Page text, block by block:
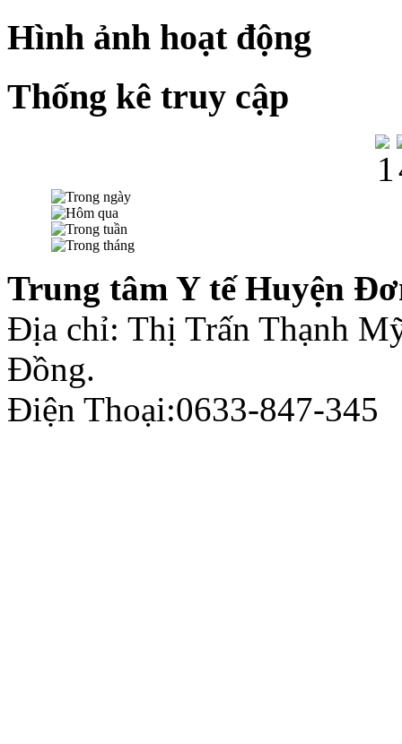
Hình ảnh hoạt động
Thống kê truy cập
Trung tâm Y tế Huyện
Địa chỉ: Thị Trấn Thạnh
Đồng.
Điện Thoại:0633-847-345